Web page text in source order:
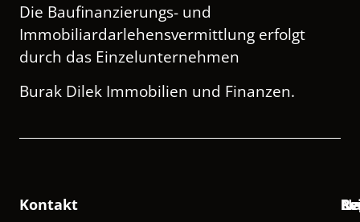
Die Baufinanzierungs- und
Immobiliardarlehensvermittlung erfolgt
durch das Einzelunternehmen
Burak Dilek Immobilien und Finanzen.
Kontakt